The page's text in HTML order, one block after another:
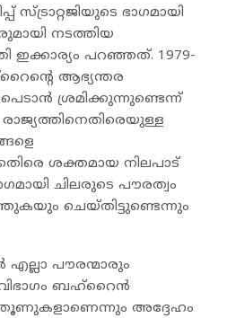
സ്ട്രാറ്റജിയുടെ ഭാഗമായി
നടത്തിയ
ഇക്കാര്യം പറഞ്ഞത്. 1979-
ആഭ്യന്തര
ശ്രമിക്കുന്നുണ്ടെന്ന്
രാജ്യത്തിനെതിരെയുള്ള
ശക്തമായ നിലപാട്
ചിലരുടെ പൗരത്വം
ചെയ്തിട്ടുണ്ടെന്നും
പൗരന്മാരും
ബഹ്‌റൈൻ
തൂണുകളാണെന്നും അദ്ദേഹം